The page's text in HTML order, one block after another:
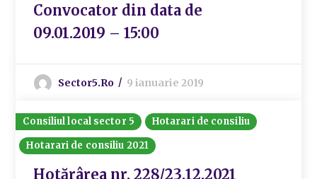
Convocator din data de
09.01.2019 – 15:00
Sector5.ro 9 ianuarie 2019
Consiliul local sector 5
Hotarari de consiliu
Hotarari de consiliu 2021
Hotărârea nr. 228/23.12.2021